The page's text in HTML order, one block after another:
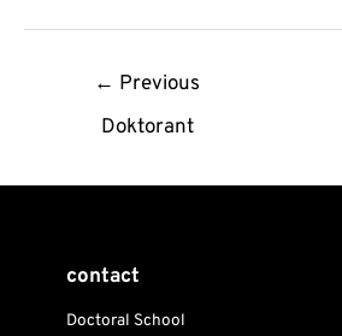
← Previous
Doktorant
contact
Doctoral School